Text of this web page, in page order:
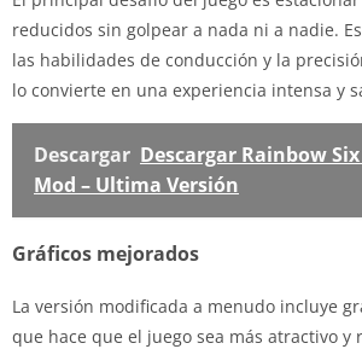
reducidos sin golpear a nada ni a nadie.
las habilidades de conducción y la
lo convierte en una experiencia intensa y
Descargar Descargar Rainbow
Mod – Ultima Versión
Gráficos mejorados
La versión modificada a menudo incluye
que hace que el juego sea más atractivo y